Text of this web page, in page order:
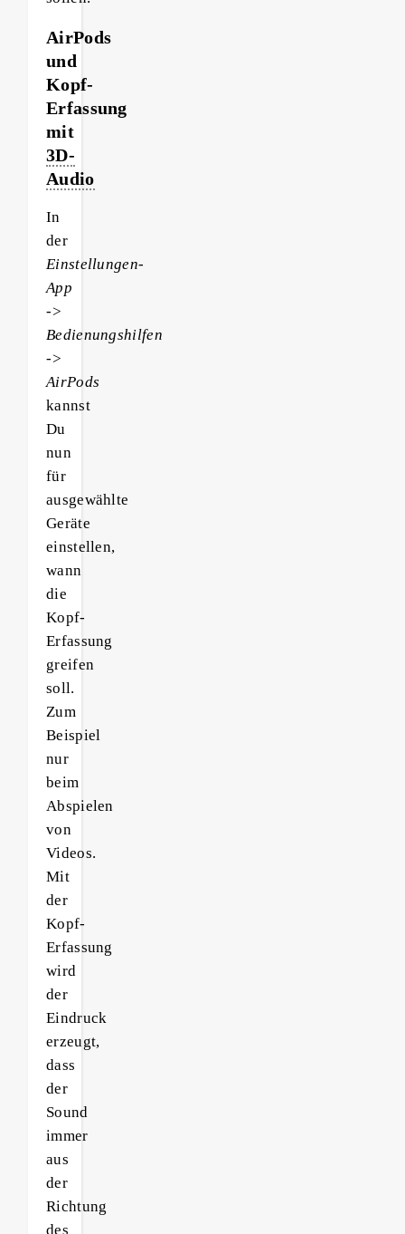
AirPods
und
Kopf-
Erfassung
mit
3D-
Audio
In
der
Einstellungen-
App
->
Bedienungshilfen
->
AirPods
kannst
Du
nun
für
ausgewählte
Geräte
einstellen,
wann
die
Kopf-
Erfassung
greifen
soll.
Zum
Beispiel
nur
beim
Abspielen
von
Videos.
Mit
der
Kopf-
Erfassung
wird
der
Eindruck
erzeugt,
dass
der
Sound
immer
aus
der
Richtung
des